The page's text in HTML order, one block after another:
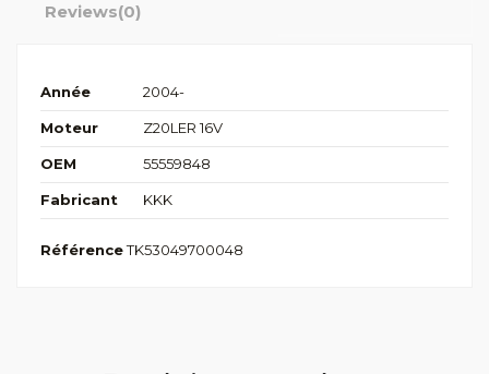
Reviews(0)
Année 2004-
Moteur Z20LER 16V
OEM 55559848
Fabricant KKK
RéférenceTK53049700048